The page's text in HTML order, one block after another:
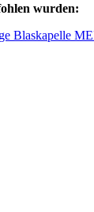
wurden:
Blaskapelle